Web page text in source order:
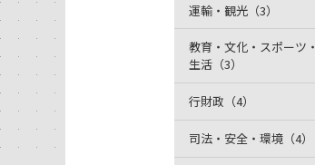
運輸・観光（3）
教育・文化・スポーツ・
生活（3）
行財政（4）
司法・安全・環境（4）